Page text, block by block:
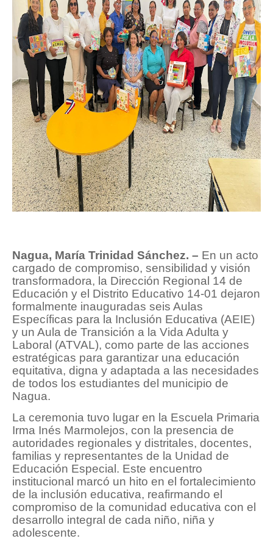
Nagua, María Trinidad Sánchez. – En un acto
cargado de compromiso, sensibilidad y visión
transformadora, la Dirección Regional 14 de
Educación y el Distrito Educativo 14-01 dejaron
formalmente inauguradas seis Aulas
Específicas para la Inclusión Educativa (AEIE)
y un Aula de Transición a la Vida Adulta y
Laboral (ATVAL), como parte de las acciones
estratégicas para garantizar una educación
equitativa, digna y adaptada a las necesidades
de todos los estudiantes del municipio de
Nagua.
La ceremonia tuvo lugar en la Escuela Primaria
Irma Inés Marmolejos, con la presencia de
autoridades regionales y distritales, docentes,
familias y representantes de la Unidad de
Educación Especial. Este encuentro
institucional marcó un hito en el fortalecimiento
de la inclusión educativa, reafirmando el
compromiso de la comunidad educativa con el
desarrollo integral de cada niño, niña y
adolescente.